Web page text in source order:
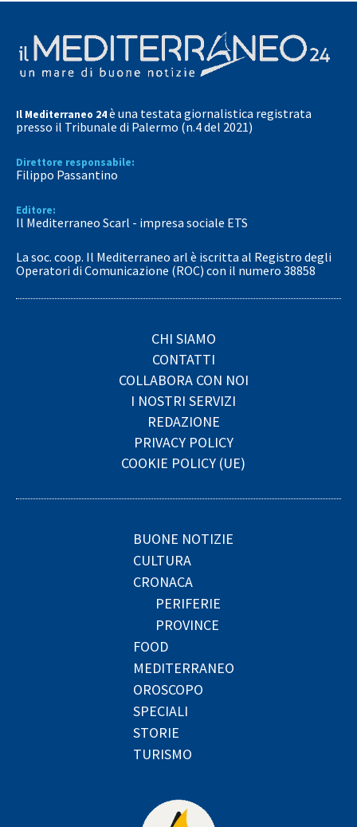
Il Mediterraneo 24è una testata giornalistica registrata
presso il Tribunale di Palermo (n.4 del 2021)
Direttore responsabile:
Filippo Passantino
Editore:
Il Mediterraneo Scarl - impresa sociale ETS
La soc. coop. Il Mediterraneo arl è iscritta al Registro degli
Operatori di Comunicazione (ROC) con il numero 38858
CHI SIAMO
CONTATTI
COLLABORA CON NOI
I NOSTRI SERVIZI
REDAZIONE
PRIVACY POLICY
COOKIE POLICY (UE)
BUONE NOTIZIE
CULTURA
CRONACA
PERIFERIE
PROVINCE
FOOD
MEDITERRANEO
OROSCOPO
SPECIALI
STORIE
TURISMO